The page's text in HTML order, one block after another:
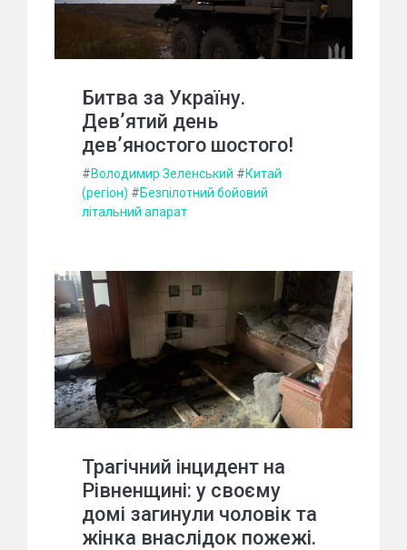
Битва за Україну.
Дев’ятий день
дев’яностого шостого!
#Володимир Зеленський #Китай
(регіон) #Безпілотний бойовий
літальний апарат
Трагічний інцидент на
Рівненщині: у своєму
домі загинули чоловік та
жінка внаслідок пожежі.